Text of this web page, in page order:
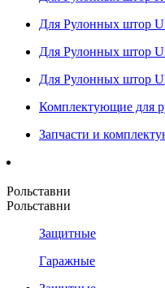
Для Рулонных штор
Для Рулонных штор
Для Рулонных штор
Комплектующие для
Запчасти и
Рольставни
Рольставни
Защитные
Гаражные